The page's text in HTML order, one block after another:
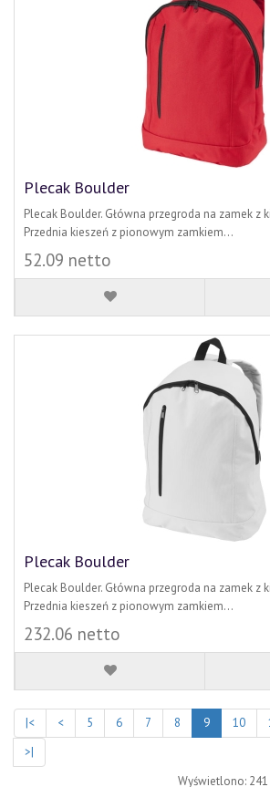
Plecak Boulder
Plecak Boulder. Główna przegroda na zamek z
Przednia kieszeń z pionowym zamkiem...
52.09 netto
Plecak Boulder
Plecak Boulder. Główna przegroda na zamek z
Przednia kieszeń z pionowym zamkiem...
232.06 netto
|< < 5 6 7 8 9 10
>|
Wyświetlono: